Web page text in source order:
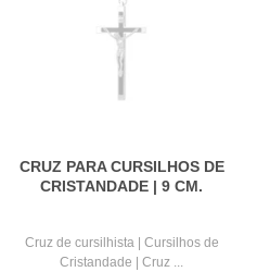
CRUZ PARA CURSILHOS DE
CRISTANDADE | 9 CM.
Cruz de cursilhista | Cursilhos de
Cristandade | Cruz ...